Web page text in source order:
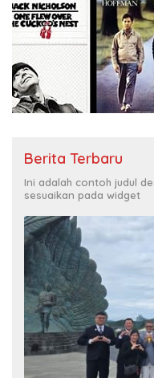
Berita Terbaru
Ini adalah contoh judul
sesuaikan pada widget